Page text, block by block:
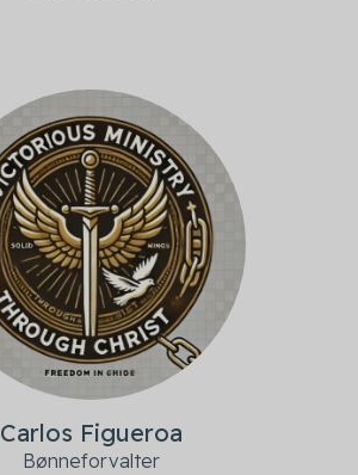
Carlos Figueroa
Bønneforvalter